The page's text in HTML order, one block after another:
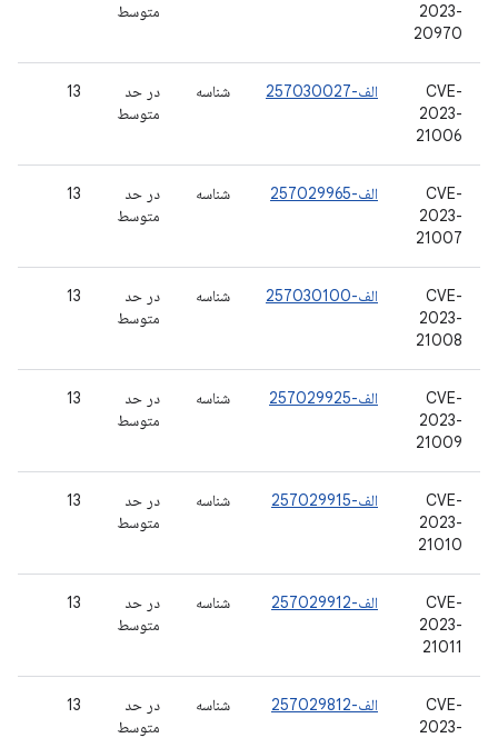
2023-
20970
متوسط
CVE-
2023-
21006
الف-257030027 شناسه
در حد
متوسط
13
CVE-
2023-
21007
الف-257029965 شناسه
در حد
متوسط
13
CVE-
2023-
21008
الف-257030100 شناسه
در حد
متوسط
13
CVE-
2023-
21009
الف-257029925 شناسه
در حد
متوسط
13
CVE-
2023-
21010
الف-257029915 شناسه
در حد
متوسط
13
CVE-
2023-
21011
الف-257029912 شناسه
در حد
متوسط
13
CVE-
2023-
الف-257029812 شناسه
در حد
متوسط
13